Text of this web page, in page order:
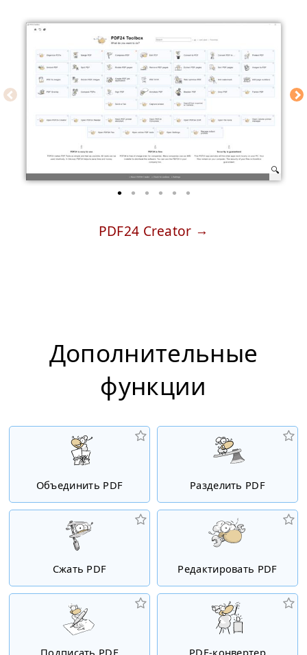
PDF24 Creator
Дополнительные
функции
Объединить PDF Разделить PDF
Сжать PDF Редактировать PDF
Подписать PDF PDF-конвертер